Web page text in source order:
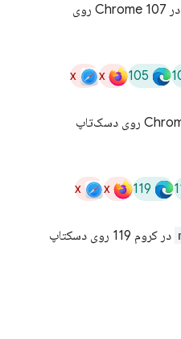
در Chrome 107 روی
105
x
x
در Chrome 105 روی دسک‌تاپ
119
x
x
در کروم 119 روی دسکتاپ